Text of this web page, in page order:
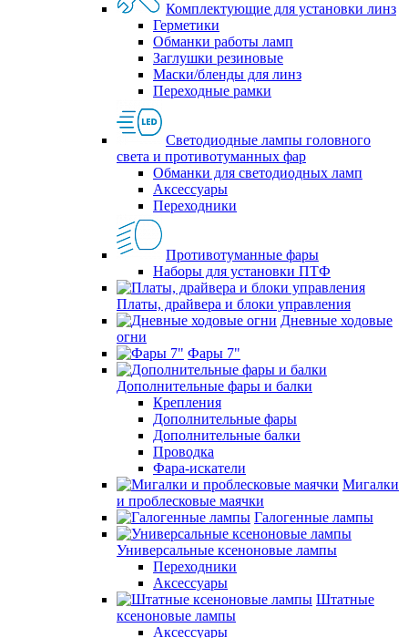
Комплектующие для установки линз
Герметики
Обманки работы ламп
Заглушки резиновые
Маски/бленды для линз
Переходные рамки
Светодиодные лампы головного
света и противотуманных фар
Обманки для светодиодных ламп
Аксессуары
Переходники
Противотуманные фары
Наборы для установки ПТФ
Платы, драйвера и блоки управления
Дневные ходовые
огни
Фары 7"
Дополнительные фары и балки
Крепления
Дополнительные фары
Дополнительные балки
Проводка
Фара-искатели
Мигалки
и проблесковые маячки
Галогенные лампы
Универсальные ксеноновые лампы
Переходники
Аксессуары
Штатные
ксеноновые лампы
Аксессуары